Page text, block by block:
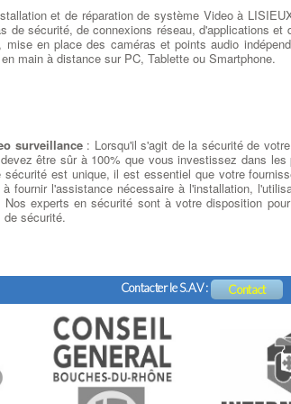
et de réparation de système Video à
sécurité, de connexions réseau, d'applications
en place des caméras et points audio
main à distance sur PC, Tablette ou Smartphone.
surveillance: Lorsqu'il s'agit de la sécurité de
être sûr à 100% que vous investissez dans
sécurité est unique, il est essentiel que votre
fournir l'assistance nécessaire à l'installation,
experts en sécurité sont à votre disposition
de sécurité.
Contacter le S.A.V : Contact